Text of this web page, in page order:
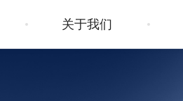
关于我们